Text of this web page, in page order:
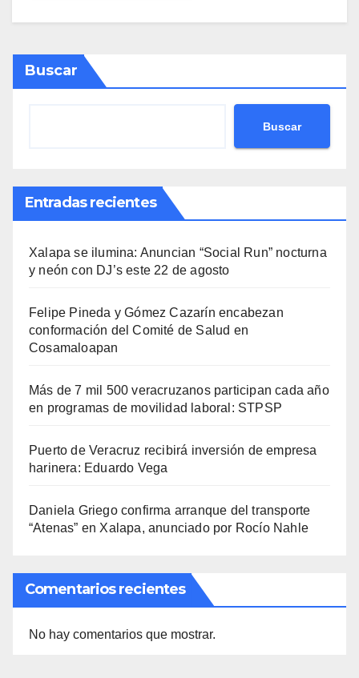
Buscar
Buscar
Entradas recientes
Xalapa se ilumina: Anuncian “Social Run” nocturna
y neón con DJ’s este 22 de agosto
Felipe Pineda y Gómez Cazarín encabezan
conformación del Comité de Salud en
Cosamaloapan
Más de 7 mil 500 veracruzanos participan cada año
en programas de movilidad laboral: STPSP
Puerto de Veracruz recibirá inversión de empresa
harinera: Eduardo Vega
Daniela Griego confirma arranque del transporte
“Atenas” en Xalapa, anunciado por Rocío Nahle
Comentarios recientes
No hay comentarios que mostrar.